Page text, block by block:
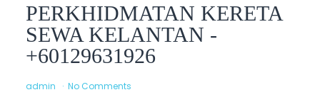
PERKHIDMATAN KERETA
SEWA KELANTAN -
+60129631926
admin No Comments